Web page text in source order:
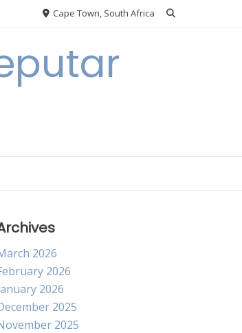
Cape Town, South Africa
2026
2026
2026
2025
2025